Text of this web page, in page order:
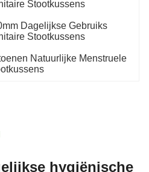
Stootkussens
Dagelijkse Gebruiks
Stootkussens
Natuurlijke Menstruele
hygiënische